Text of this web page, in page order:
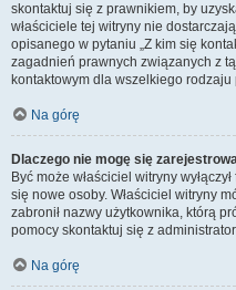
skontaktuj się z prawnikiem, by
właściciele tej witryny nie
opisanego w pytaniu „Z kim się
zagadnień prawnych związanych z
kontaktowym dla wszelkiego
Na górę
Dlaczego nie mogę się
Być może właściciel witryny
się nowe osoby. Właściciel witryny
zabronił nazwy użytkownika, którą
pomocy skontaktuj się z
Na górę